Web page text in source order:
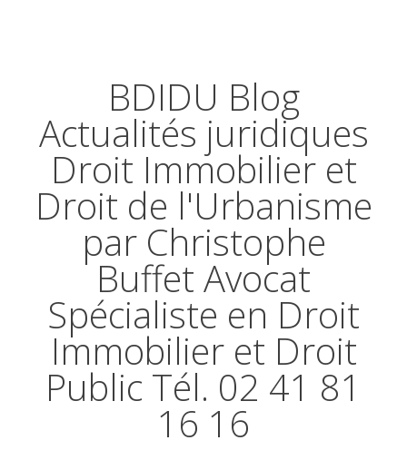
BDIDU Blog
Actualités juridiques
Droit Immobilier et
Droit de l'Urbanisme
par Christophe
Buffet Avocat
Spécialiste en Droit
Immobilier et Droit
Public Tél. 02 41 81
16 16